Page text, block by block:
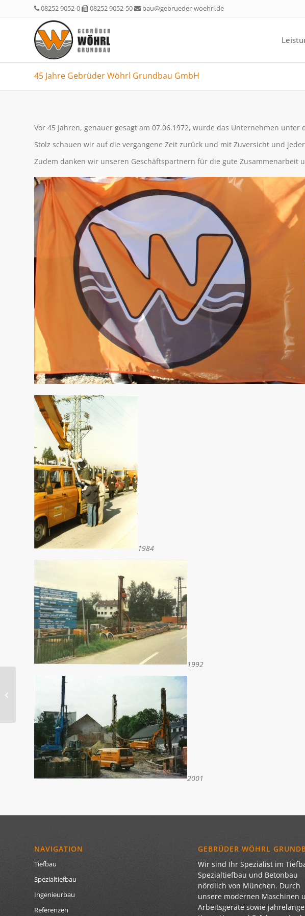
08252 9052-0 08252 9052-50 bau@gebrueder-woehrl.de
45 Jahre Gebrüder Wöhrl Grundbau GmbH
Vor 45 Jahren, genauer gesagt am 07.06.1972, wurde das Unternehmen
Stolz schauen wir auf die vergangene Zeit zurück und mit Zuversicht und
Zudem danken wir unseren Geschäftspartnern für die gute Zusammenarbeit
1984
1992
2001
NAVIGATION
Tiefbau
Spezialtiefbau
Ingenieurbau
Referenzen
GEBRÜDER WÖHRL
Wir sind Ihr Spezialist im
Spezialtiefbau und Betonbau
nördlich von München. Durch
unsere modernen Maschinen
Arbeitsgeräte sowie
Rammgerät TM 11/14
verstärkt unsere Flotte!